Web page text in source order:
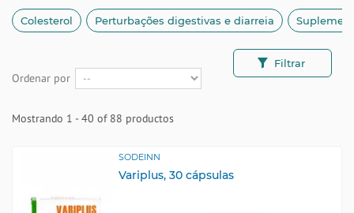
Colesterol Perturbações digestivas e diarreia
Ordenar por
Filtrar
Mostrando 1 - 40 of 88 productos
SODEINN
Variplus, 30 cápsulas